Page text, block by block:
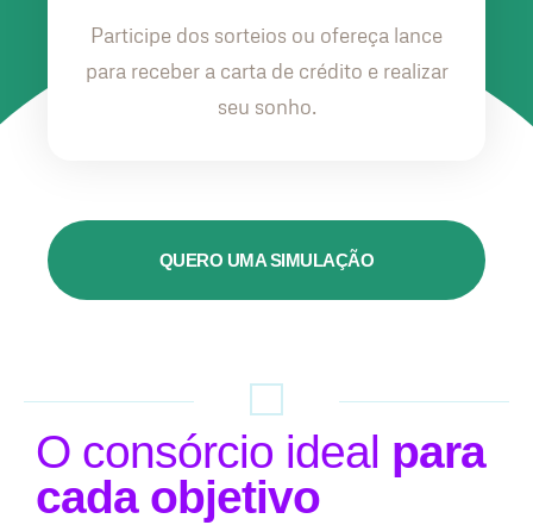
Participe dos sorteios ou ofereça lance
para receber a carta de crédito e realizar
seu sonho.
QUERO UMA SIMULAÇÃO
O consórcio ideal para
cada objetivo